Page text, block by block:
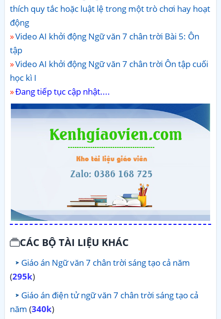
thích quy tắc hoặc luật lệ trong một trò chơi hay hoạt
động
Video AI khởi động Ngữ văn 7 chân trời Bài 5: Ôn
tập
Video AI khởi động Ngữ văn 7 chân trời Ôn tập cuối
học kì I
Đang tiếp tục cập nhật....
CÁC BỘ TÀI LIỆU KHÁC
Giáo án Ngữ văn 7 chân trời sáng tạo cả năm
(295k)
Giáo án điện tử ngữ văn 7 chân trời sáng tạo cả
năm (340k)